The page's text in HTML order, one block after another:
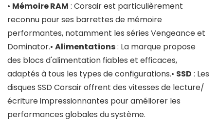
• Mémoire RAM : Corsair est particulièrement
reconnu pour ses barrettes de mémoire
performantes, notamment les séries Vengeance et
Dominator.• Alimentations: La marque propose
des blocs d'alimentation fiables et efficaces,
adaptés à tous les types de configurations.• SSD : Les
disques SSD Corsair offrent des vitesses de lecture/
écriture impressionnantes pour améliorer les
performances globales du système.